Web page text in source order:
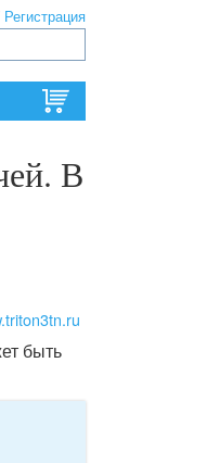
Регистрация
В
быть